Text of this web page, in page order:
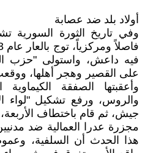
أولاد بلد ضد عصابة
وفي تاريخ الثورة السورية
فيه داعش، واستولى "حزب
على القصير وهجر أهلها،
وأعقبتها الصفقة الكيماوية
والروس، ورفع تشكيل "لواء
جيش، ثم قام باختطاف الأربعة،
مجزرة عدرا العمالية ضد
هذا الحدث أن السلفية،